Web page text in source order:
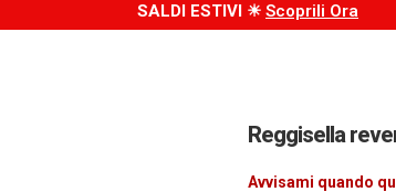
SALDI ESTIVI ☀ Scoprili Ora
Reggisella
Avvisami quando